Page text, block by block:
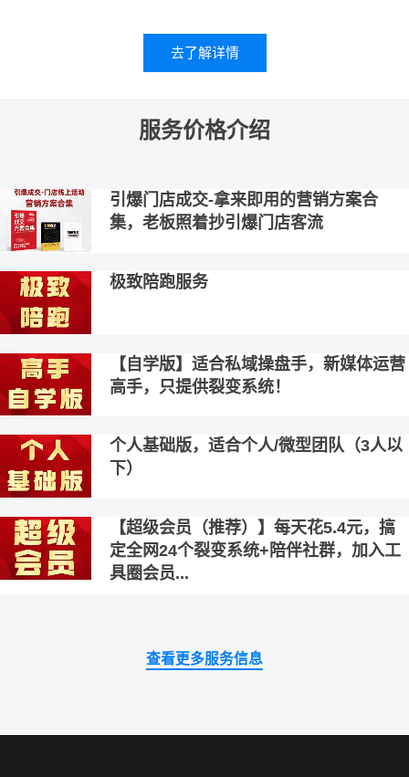
去了解详情
服务价格介绍
引爆门店成交-拿来即用的营销方案合
集，老板照着抄引爆门店客流
极致陪跑服务
【自学版】适合私域操盘手，新媒体运营
高手，只提供裂变系统！
个人基础版，适合个人/微型团队（3人以
下）
【超级会员（推荐）】每天花5.4元，搞
定全网24个裂变系统+陪伴社群，加入工
具圈会员...
查看更多服务信息